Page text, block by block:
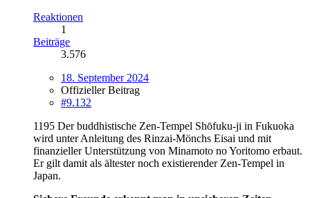
Reaktionen
1
Beiträge
3.576
18. September 2024
Offizieller Beitrag
#9.132
1195 Der buddhistische Zen-Tempel Shōfuku-ji in Fukuoka
wird unter Anleitung des Rinzai-Mönchs Eisai und mit
finanzieller Unterstützung von Minamoto no Yoritomo erbaut.
Er gilt damit als ältester noch existierender Zen-Tempel in
Japan.